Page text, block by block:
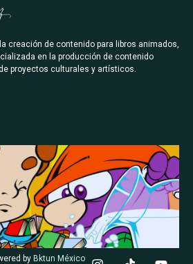
creación de contenido para libros animados,
en la producción de contenido
proyectos culturales y artísticos.
by Bktun México